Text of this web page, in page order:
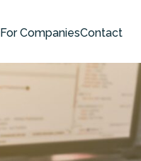
For CompaniesContact